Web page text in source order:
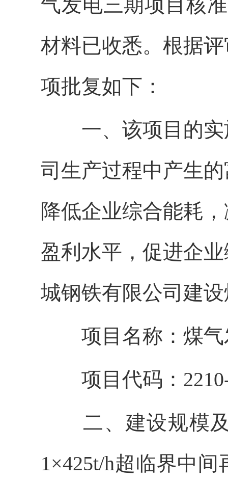
气发电三期项目核
材料已收悉。根据
项批复如下：
一、该项目的实
司生产过程中产生
降低企业综合能耗
盈利水平，促进企
城钢铁有限公司建
项目名称：煤气
项目代码：2210-
二、建设规模及
1×425t/h超临界中